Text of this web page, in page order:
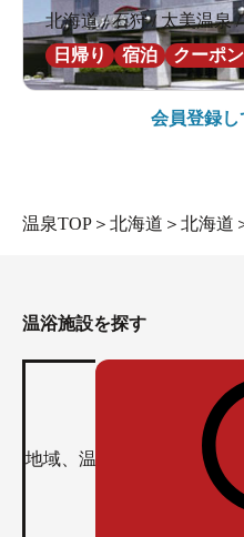
北海道 / 石狩 / 太美温泉 /
日帰り
宿泊 クーポ
会員登録し
温泉TOP ＞ 北海道 ＞ 北海道
温浴施設を探す